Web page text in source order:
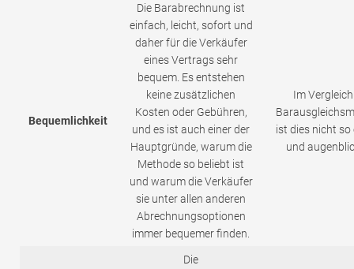
Bequemlichkeit
Die Barabrechnung ist
einfach, leicht, sofort und
daher für die Verkäufer
eines Vertrags sehr
bequem. Es entstehen
keine zusätzlichen
Kosten oder Gebühren,
und es ist auch einer der
Hauptgründe, warum die
Methode so beliebt ist
und warum die Verkäufer
sie unter allen anderen
Abrechnungsoptionen
immer bequemer finden.
Im
ist dies nicht so
und
Die